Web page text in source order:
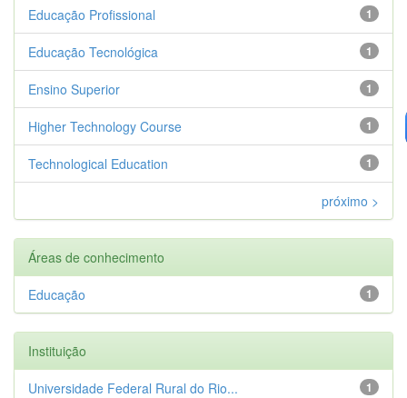
1
Educação Profissional
1
Educação Tecnológica
1
Ensino Superior
1
Higher Technology Course
1
Technological Education
próximo >
Áreas de conhecimento
1
Educação
Instituição
1
Universidade Federal Rural do Rio...